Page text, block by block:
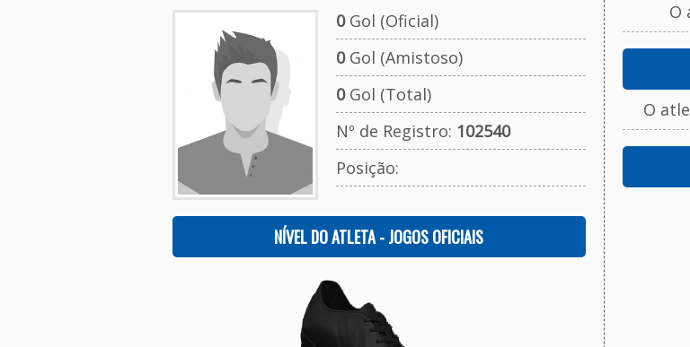
0Gol (Oficial)
0Gol (Amistoso)
0Gol (Total)
Nº de Registro: 102540
Posição:
NÍVEL DO ATLETA - JOGOS OFICIAIS
O
O